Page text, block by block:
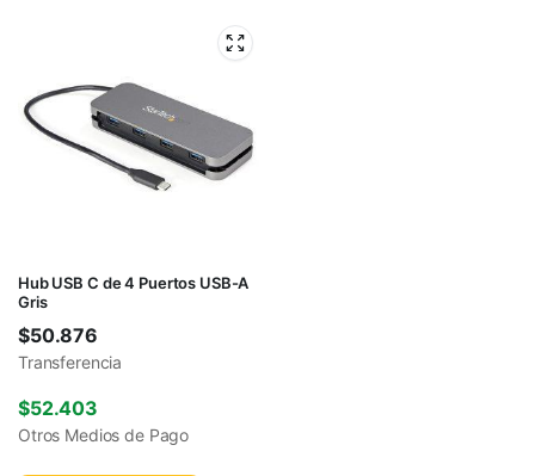
Hub USB C de 4 Puertos USB-A
Gris
$50.876
Transferencia
$52.403
Otros Medios de Pago